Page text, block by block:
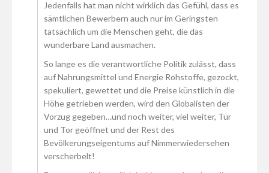
Jedenfalls hat man nicht wirklich das Gefühl, dass es
sämtlichen Bewerbern auch nur im Geringsten
tatsächlich um die Menschen geht, die das
wunderbare Land ausmachen.
So lange es die verantwortliche Politik zulässt, dass
auf Nahrungsmittel und Energie Rohstoffe, gezockt,
spekuliert, gewettet und die Preise künstlich in die
Höhe getrieben werden, wird den Globalisten der
Vorzug gegeben…und noch weiter, viel weiter, Tür
und Tor geöffnet und der Rest des
Bevölkerungseigentums auf Nimmerwiedersehen
verscherbelt!